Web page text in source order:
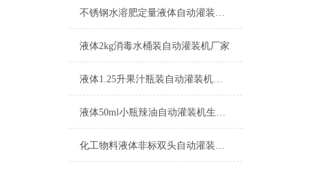
不锈钢水溶肥定量液体自动灌装机生产厂家
液体2kg消毒水桶装自动灌装机厂家
液体1.25升果汁瓶装自动灌装机功能介绍
液体50ml小瓶辣油自动灌装机生产厂家
化工物料液体非标双头自动灌装机的特点